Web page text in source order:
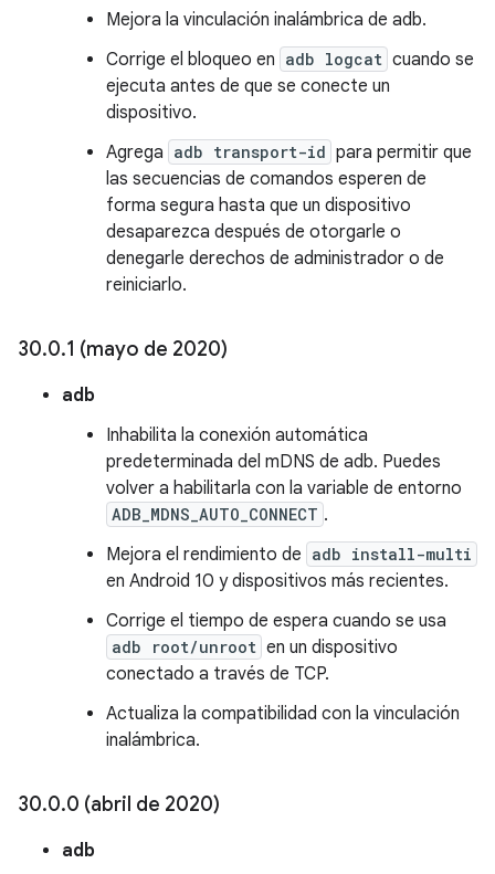
Mejora la vinculación inalámbrica de adb.
Corrige el bloqueo en adb logcat cuando se
ejecuta antes de que se conecte un
dispositivo.
Agrega adb transport-id para permitir que
las secuencias de comandos esperen de
forma segura hasta que un dispositivo
desaparezca después de otorgarle o
denegarle derechos de administrador o de
reiniciarlo.
30.0.1 (mayo de 2020)
adb
Inhabilita la conexión automática
predeterminada del mDNS de adb. Puedes
volver a habilitarla con la variable de entorno
ADB_MDNS_AUTO_CONNECT .
Mejora el rendimiento de adb install-multi
en Android 10 y dispositivos más recientes.
Corrige el tiempo de espera cuando se usa
adb root/unroot en un dispositivo
conectado a través de TCP.
Actualiza la compatibilidad con la vinculación
inalámbrica.
30.0.0 (abril de 2020)
adb